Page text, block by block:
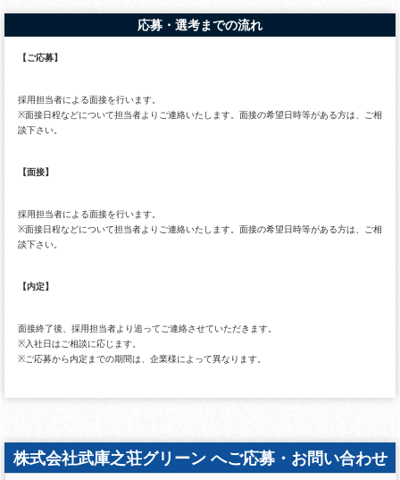
応募・選考までの流れ
【ご応募】
採用担当者による面接を行います。
※面接日程などについて担当者よりご連絡いたします。面接の希望日時等がある方は、ご相
談下さい。
【面接】
採用担当者による面接を行います。
※面接日程などについて担当者よりご連絡いたします。面接の希望日時等がある方は、ご相
談下さい。
【内定】
面接終了後、採用担当者より追ってご連絡させていただきます。
※入社日はご相談に応じます。
※ご応募から内定までの期間は、企業様によって異なります。
株式会社武庫之荘グリーン へご応募・お問い合わせ